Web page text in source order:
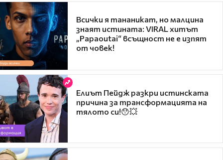
Всички я тананикат, но малцина
знаят истината: VIRAL хитът
„Papaoutai“ всъщност не е изпят
от човек!
Елиът Пейдж разкри истинската
причина за трансформацията на
тялото си!😯💥